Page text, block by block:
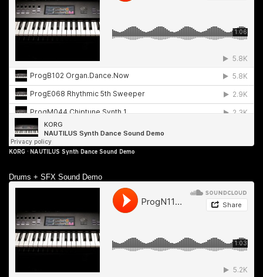
KORG · NAUTILUS Synth Dance Sound Demo
Drums + SFX Sound Demo